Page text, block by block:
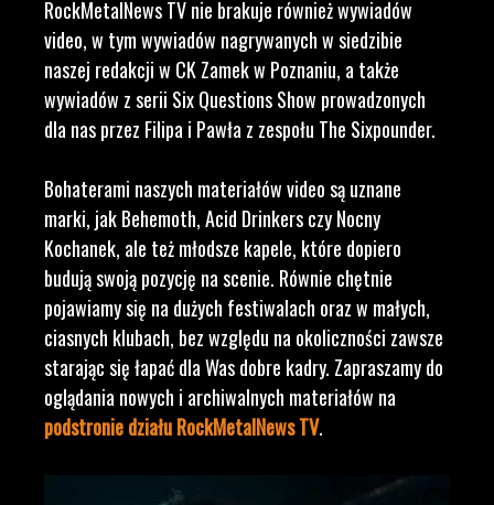
RockMetalNews TV nie brakuje również wywiadów
video, w tym wywiadów nagrywanych w siedzibie
naszej redakcji w CK Zamek w Poznaniu, a także
wywiadów z serii Six Questions Show prowadzonych
dla nas przez Filipa i Pawła z zespołu The Sixpounder.
Bohaterami naszych materiałów video są uznane
marki, jak Behemoth, Acid Drinkers czy Nocny
Kochanek, ale też młodsze kapele, które dopiero
budują swoją pozycję na scenie. Równie chętnie
pojawiamy się na dużych festiwalach oraz w małych,
ciasnych klubach, bez względu na okoliczności zawsze
starając się łapać dla Was dobre kadry. Zapraszamy do
oglądania nowych i archiwalnych materiałów na
podstronie działu RockMetalNews TV.